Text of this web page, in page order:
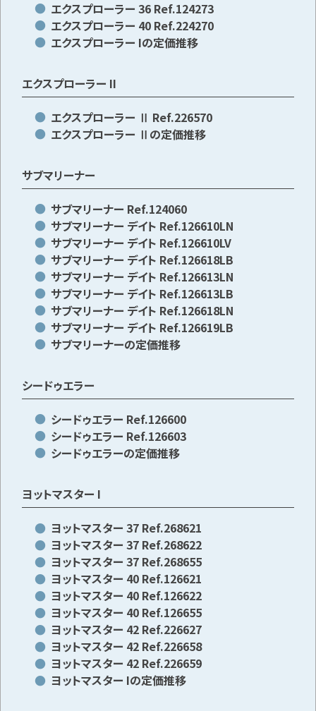
エクスプローラー 36 Ref.124273
エクスプローラー 40 Ref.224270
エクスプローラー Iの定価推移
エクスプローラー II
エクスプローラー Ⅱ Ref.226570
エクスプローラー Ⅱの定価推移
サブマリーナー
サブマリーナー Ref.124060
サブマリーナー デイト Ref.126610LN
サブマリーナー デイト Ref.126610LV
サブマリーナー デイト Ref.126618LB
サブマリーナー デイト Ref.126613LN
サブマリーナー デイト Ref.126613LB
サブマリーナー デイト Ref.126618LN
サブマリーナー デイト Ref.126619LB
サブマリーナーの定価推移
シードゥエラー
シードゥエラー Ref.126600
シードゥエラー Ref.126603
シードゥエラーの定価推移
ヨットマスター I
ヨットマスター 37 Ref.268621
ヨットマスター 37 Ref.268622
ヨットマスター 37 Ref.268655
ヨットマスター 40 Ref.126621
ヨットマスター 40 Ref.126622
ヨットマスター 40 Ref.126655
ヨットマスター 42 Ref.226627
ヨットマスター 42 Ref.226658
ヨットマスター 42 Ref.226659
ヨットマスター Iの定価推移